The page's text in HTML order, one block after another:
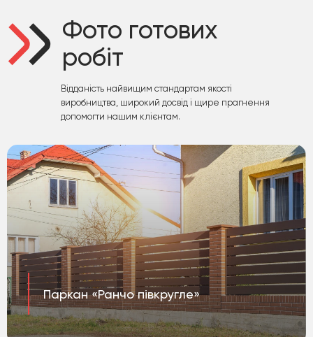
Фото готових
робіт
Відданість найвищим стандартам якості
виробництва, широкий досвід і щире прагнення
допомогти нашим клієнтам.
Паркан «Ранчо півкругле»